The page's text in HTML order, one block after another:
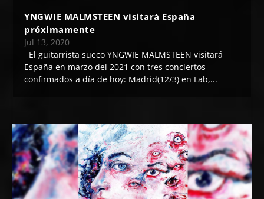
YNGWIE MALMSTEEN visitará España
próximamente
Jul 13, 2020
El guitarrista sueco YNGWIE MALMSTEEN visitará
España en marzo del 2021 con tres conciertos
confirmados a día de hoy: Madrid(12/3) en Lab,...